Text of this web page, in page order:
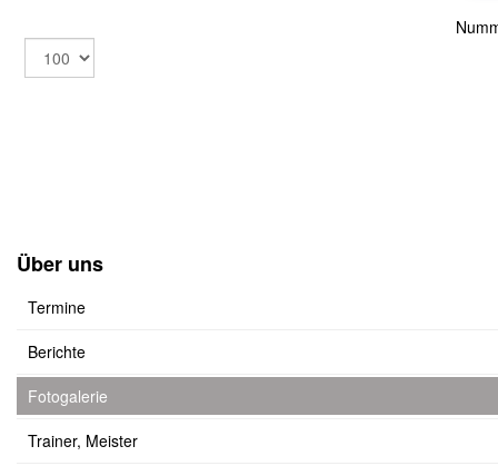
Über uns
Termine
Berichte
Fotogalerie
Trainer, Meister